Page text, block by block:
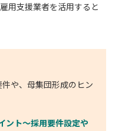
用支援業者を活用すると
や、母集団形成のヒン
ント～採用要件設定や